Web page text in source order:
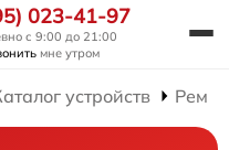
023-41-97
с 9:00 до 21:00
мне утром
устройств